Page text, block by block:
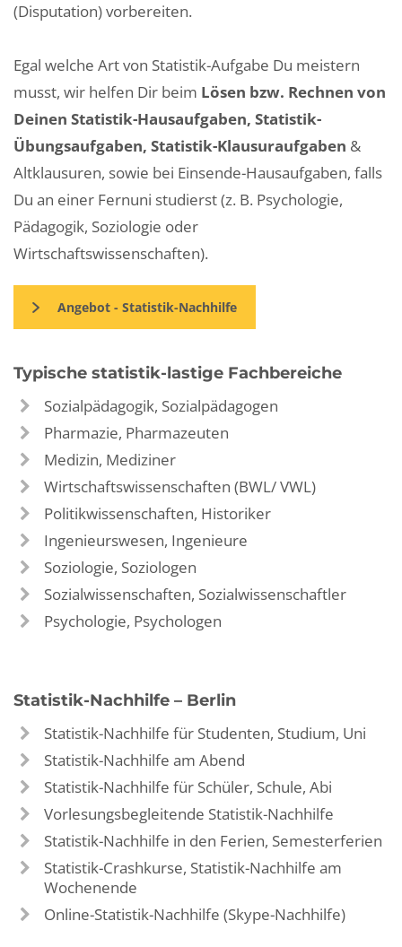
(Disputation) vorbereiten.
Egal welche Art von Statistik-Aufgabe Du meistern
musst, wir helfen Dir beim Lösen bzw. Rechnen von
Deinen Statistik-Hausaufgaben, Statistik-
Übungsaufgaben, Statistik-Klausuraufgaben &
Altklausuren, sowie bei Einsende-Hausaufgaben, falls
Du an einer Fernuni studierst (z. B. Psychologie,
Pädagogik, Soziologie oder
Wirtschaftswissenschaften).
Angebot - Statistik-Nachhilfe
Typische statistik-lastige Fachbereiche
Sozialpädagogik, Sozialpädagogen
Pharmazie, Pharmazeuten
Medizin, Mediziner
Wirtschaftswissenschaften (BWL/ VWL)
Politikwissenschaften, Historiker
Ingenieurswesen, Ingenieure
Soziologie, Soziologen
Sozialwissenschaften, Sozialwissenschaftler
Psychologie, Psychologen
Statistik-Nachhilfe – Berlin
Statistik-Nachhilfe für Studenten, Studium, Uni
Statistik-Nachhilfe am Abend
Statistik-Nachhilfe für Schüler, Schule, Abi
Vorlesungsbegleitende Statistik-Nachhilfe
Statistik-Nachhilfe in den Ferien, Semesterferien
Statistik-Crashkurse, Statistik-Nachhilfe am
Wochenende
Online-Statistik-Nachhilfe (Skype-Nachhilfe)